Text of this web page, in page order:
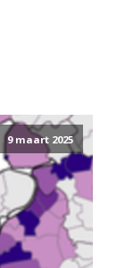
9 maart 2025